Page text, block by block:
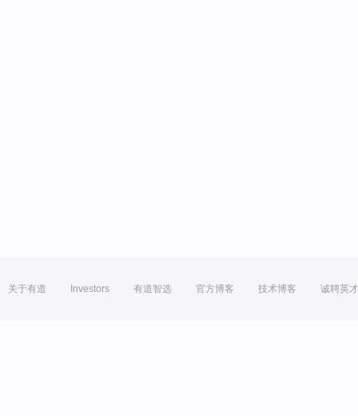
关于有道 Investors 有道智选 官方博客 技术博客 诚聘英才